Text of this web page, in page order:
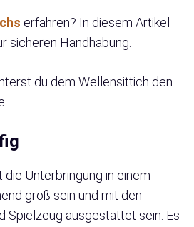
erfahren? In diesem Artikel
sicheren Handhabung.
du dem Wellensittich den
Unterbringung in einem
groß sein und mit den
Spielzeug ausgestattet sein. Es